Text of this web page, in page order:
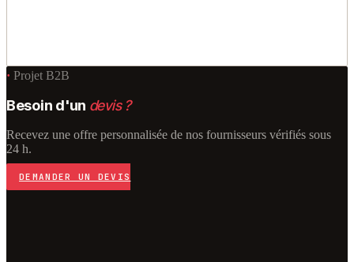
· Projet B2B
Besoin d'un devis ?
Recevez une offre personnalisée de nos fournisseurs vérifiés sous
24 h.
DEMANDER UN DEVIS